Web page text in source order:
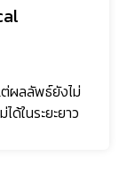
ต่ผลลัพธ์ยังไม่
ด้ในระยะยาว